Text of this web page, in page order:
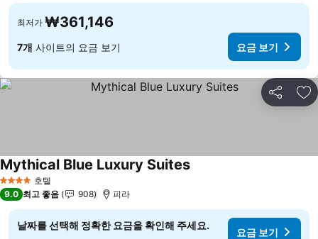
최저가 ₩361,146
7개 사이트의 요금 보기 요금 보기
공유 즐
4 성급 호텔
Mythical Blue Luxury Suites
9.0 최고 좋음 908 피라
날짜를 선택해 정확한 요금을 확인해 주세요.
요금 보기